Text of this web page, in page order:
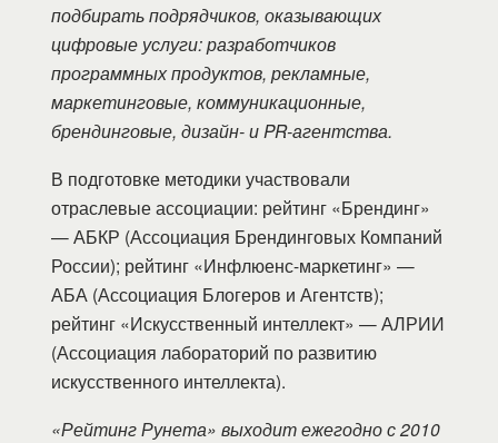
подбирать подрядчиков, оказывающих
цифровые услуги: разработчиков
программных продуктов, рекламные,
маркетинговые, коммуникационные,
брендинговые, дизайн- и PR-агентства.
В подготовке методики участвовали
отраслевые ассоциации: рейтинг «Брендинг»
— АБКР (Ассоциация Брендинговых Компаний
России); рейтинг «Инфлюенс-маркетинг» —
АБА (Ассоциация Блогеров и Агентств);
рейтинг «Искусственный интеллект» — АЛРИИ
(Ассоциация лабораторий по развитию
искусственного интеллекта).
«Рейтинг Рунета» выходит ежегодно с 2010